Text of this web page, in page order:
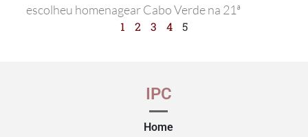
escolheu homenagear Cabo Verde na 21ª
1 2 3 4 5
IPC
Home